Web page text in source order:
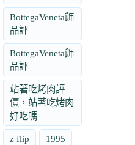
BottegaVeneta飾
品評
BottegaVeneta飾
品評
站著吃烤肉評
價，站著吃烤肉
好吃嗎
z flip 1995